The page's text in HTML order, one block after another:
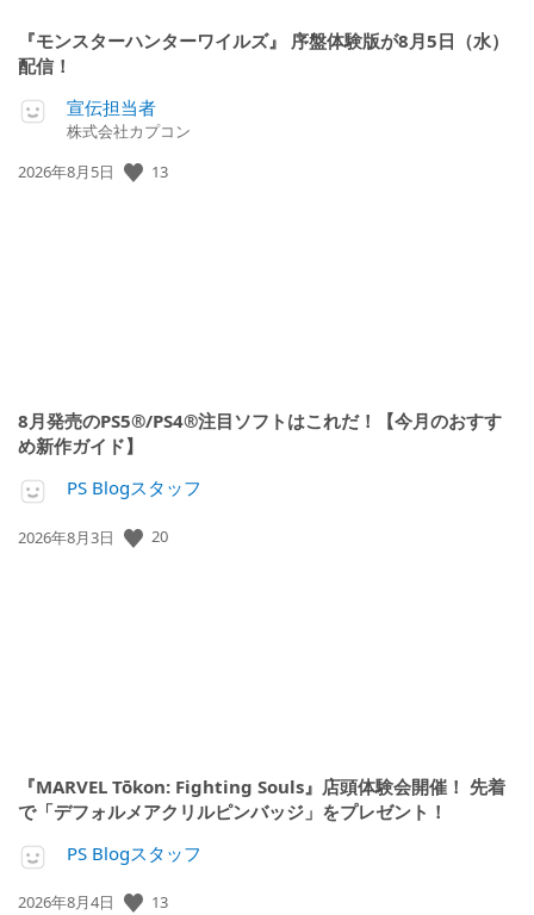
『モンスターハンターワイルズ』 序盤体験版が8月5日（水）
配信！
宣伝担当者
株式会社カプコン
公
2026年8月5日 13
8月発売のPS5®/PS4®注目ソフトはこれだ！【今月のおすす
め新作ガイド】
PS Blogスタッフ
公
2026年8月3日 20
『MARVEL Tōkon: Fighting Souls』店頭体験会開催！ 先着
で「デフォルメアクリルピンバッジ」をプレゼント！
PS Blogスタッフ
公
2026年8月4日 13